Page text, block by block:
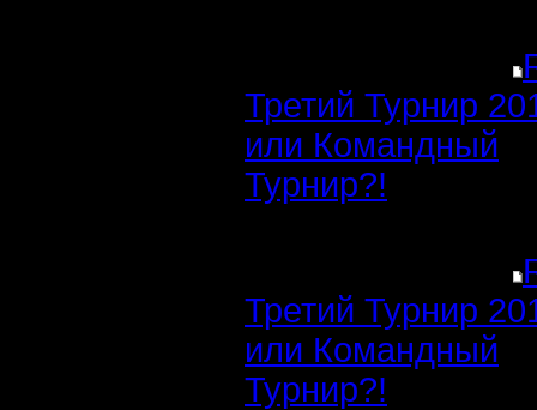
Третий Турнир
или Командный
Турнир?!
Третий Турнир
или Командный
Турнир?!